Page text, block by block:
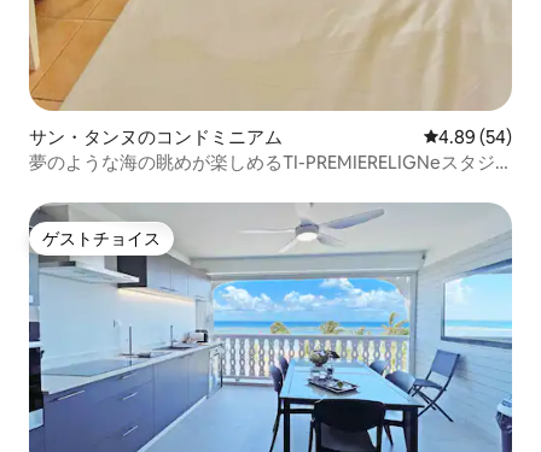
サン・タンヌのコンドミニアム レビュー54
4.89 (54)
夢のような海の眺めが楽しめるTI-PREMIERELIGNeスタジ
ゲストチョイス
ゲストチョイス